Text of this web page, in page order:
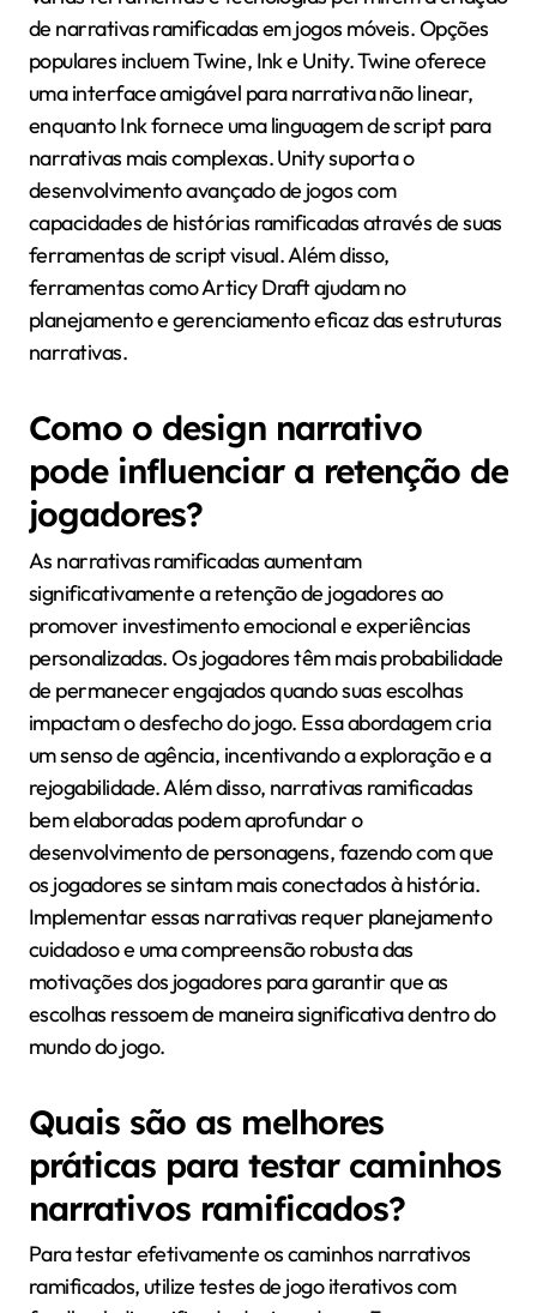
Quais ferramentas e
tecnologias estão disponíveis
para criar narrativas
ramificadas?
Várias ferramentas e tecnologias permitem a criação
de narrativas ramificadas em jogos móveis. Opções
populares incluem Twine, Ink e Unity. Twine oferece
uma interface amigável para narrativa não linear,
narrativas mais complexas. Unity suporta o
desenvolvimento avançado de jogos com
capacidades de histórias ramificadas através de suas
ferramentas de script visual. Além disso,
ferramentas como Articy Draft ajudam no
planejamento e gerenciamento eficaz das estruturas
narrativas.
Como o design narrativo
pode influenciar a retenção de
jogadores?
As narrativas ramificadas aumentam
significativamente a retenção de jogadores ao
promover investimento emocional e experiências
personalizadas. Os jogadores têm mais probabilidade
de permanecer engajados quando suas escolhas
impactam o desfecho do jogo. Essa abordagem cria
um senso de agência, incentivando a exploração e a
rejogabilidade. Além disso, narrativas ramificadas
desenvolvimento de personagens, fazendo com que
os jogadores se sintam mais conectados à história.
Implementar essas narrativas requer planejamento
cuidadoso e uma compreensão robusta das
escolhas ressoem de maneira significativa dentro do
mundo do jogo.